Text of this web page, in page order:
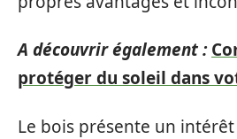
A découvrir également :
protéger du soleil dans
Le bois présente un